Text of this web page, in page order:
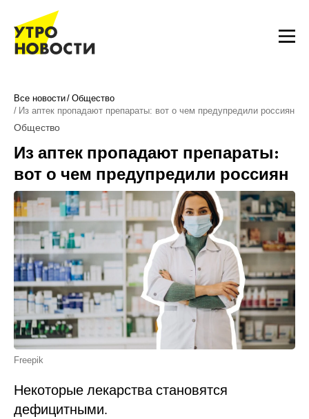
Все новости Общество
Из аптек пропадают препараты: вот о чем предупредили россиян
Общество
Из аптек пропадают препараты:
вот о чем предупредили россиян
Freepik
Некоторые лекарства становятся
дефицитными.